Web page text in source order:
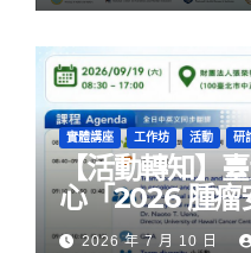
實體講座 工作坊 活動 研
【活動轉知】
心「2026 腫瘤
2026 年 7 月 10 日